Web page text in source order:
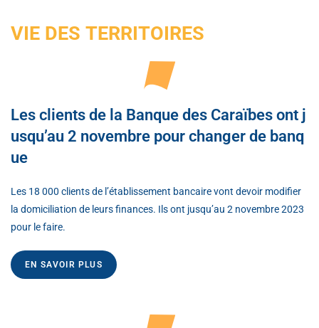
VIE DES TERRITOIRES
Les clients de la Banque des Caraïbes ont j
usqu’au 2 novembre pour changer de banq
ue
Les 18 000 clients de l’établissement bancaire vont devoir modifier
la domiciliation de leurs finances. Ils ont jusqu’au 2 novembre 2023
pour le faire.
EN SAVOIR PLUS